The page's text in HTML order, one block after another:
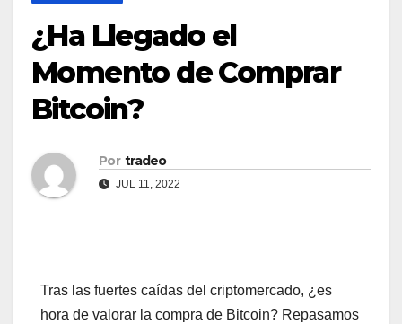
¿Ha Llegado el
Momento de Comprar
Bitcoin?
Por tradeo
JUL 11, 2022
Tras las fuertes caídas del criptomercado, ¿es
hora de valorar la compra de Bitcoin? Repasamos